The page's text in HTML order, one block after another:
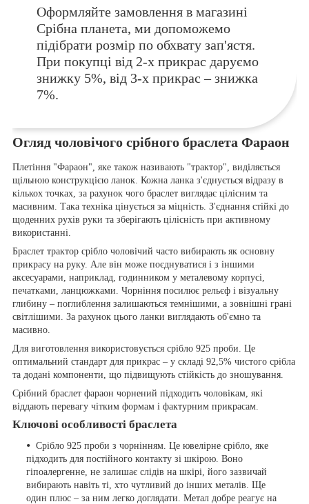
Оформляйте замовлення в магазині
Срібна планета, ми допоможемо
підібрати розмір по обхвату зап'ястя.
При покупці від 2-х прикрас даруємо
знижку 5%, від 3-х прикрас – знижка
7%.
Огляд чоловічого срібного браслета Фараон
Плетіння "Фараон", яке також називають "трактор", виділяється
щільною конструкцією ланок. Кожна ланка з'єднується відразу в
кількох точках, за рахунок чого браслет виглядає цілісним та
масивним. Така техніка цінується за міцність. З'єднання стійкі до
щоденних рухів руки та зберігають цілісність при активному
використанні.
Браслет трактор срібло чоловічий часто вибирають як основну
прикрасу на руку. Але він може поєднуватися і з іншими
аксесуарами, наприклад, годинником у металевому корпусі,
печатками, ланцюжками. Чорніння посилює рельєф і візуальну
глибину – поглиблення залишаються темнішими, а зовнішні грані
світлішими. За рахунок цього ланки виглядають об'ємно та
масивно.
Для виготовлення використовується срібло 925 проби. Це
оптимальний стандарт для прикрас – у складі 92,5% чистого срібла
та додані компоненти, що підвищують стійкість до зношування.
Срібний браслет фараон чорнений підходить чоловікам, які
віддають перевагу чітким формам і фактурним прикрасам.
Ключові особливості браслета
Срібло 925 проби з чорнінням. Це ювелірне срібло, яке
підходить для постійного контакту зі шкірою. Воно
гіпоалергенне, не залишає слідів на шкірі, його зазвичай
вибирають навіть ті, хто чутливий до інших металів. Ще
один плюс – за ним легко доглядати. Метал добре реагує на